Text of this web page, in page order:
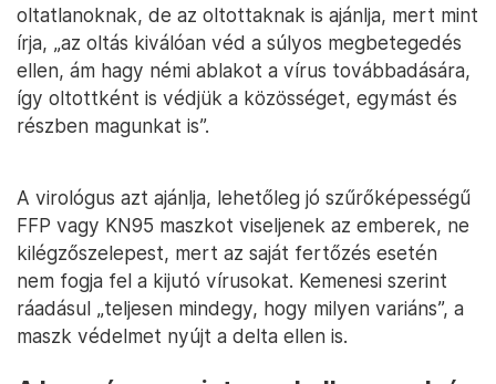
oltatlanoknak, de az oltottaknak is ajánlja, mert mint
írja, „az oltás kiválóan véd a súlyos megbetegedés
ellen, ám hagy némi ablakot a vírus továbbadására,
így oltottként is védjük a közösséget, egymást és
részben magunkat is”.
A virológus azt ajánlja, lehetőleg jó szűrőképességű
FFP vagy KN95 maszkot viseljenek az emberek, ne
kilégzőszelepest, mert az saját fertőzés esetén
nem fogja fel a kijutó vírusokat. Kemenesi szerint
ráadásul „teljesen mindegy, hogy milyen variáns”, a
maszk védelmet nyújt a delta ellen is.